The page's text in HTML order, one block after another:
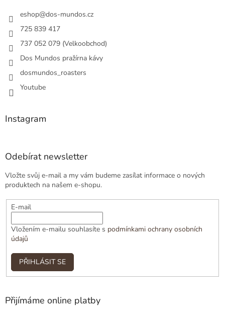
eshop@dos-mundos.cz
725 839 417
737 052 079 (Velkoobchod)
Dos Mundos pražírna kávy
dosmundos_roasters
Youtube
Instagram
Odebírat newsletter
Vložte svůj e-mail a my vám budeme zasílat informace o nových
produktech na našem e-shopu.
E-mail
Vložením e-mailu souhlasíte s podmínkami ochrany osobních
údajů
PŘIHLÁSIT SE
Přijímáme online platby